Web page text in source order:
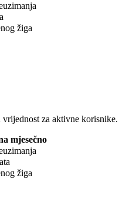
žiga
za aktivne korisnike.
mjesečno
žiga